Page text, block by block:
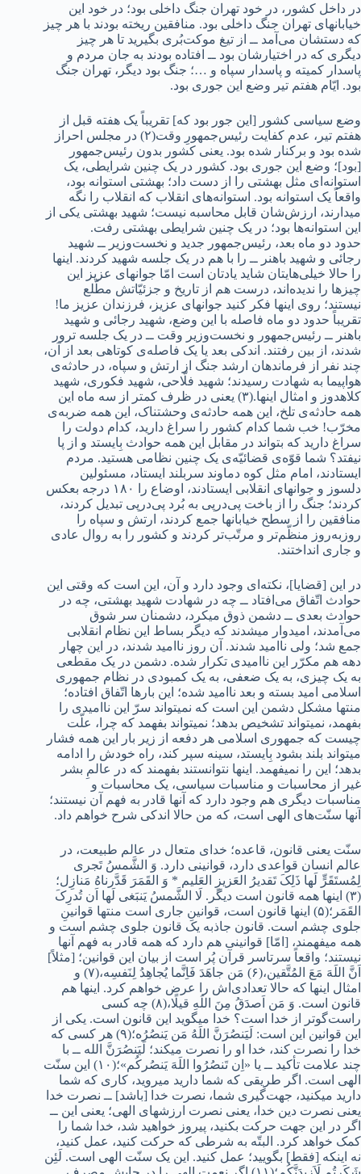
در داخل کشور، در خود تهران جنگ داخلی بود؛ در خود این
خیابانهای تهران جنگ داخلی بود. منافقین ریخته بودند با هر چیز
که دستشان می‌آمد ــ از تیغ موکت‌بُری بگیرید تا هر چیز
دیگری که در اختیارشان بود ــ افتاده بودند به جان مردم و
پاسدار کمیته و پاسدار سپاه و …؛ جنگ بود دیگر، تهران جنگ
بود. ایّام هفتم تیر وضع این جوری بود.
وضع سیاسی کشور [این جور بود که] تقریباً یک هفته قبل از
هفتم تیر، عدم کفایت رئیس‌جمهورِ وقت(۲) در مجلس احراز
شده بود و برکنار شده بود. یعنی کشور بدون رئیس‌جمهور
[بود]؛ وضع این جوری بود. کشور در یک چنین شرایطی، یک
استوانه‌ای مثل بهشتی را از دست داد؛ بهشتی استوانه بود،
واقعاً یک استوانه بود. استوانه‌های انقلاب که انقلاب را نگه
میدارند، ارزش‌شان قابل محاسبه نیست؛ شهید بهشتی یکی از
این استوانه‌ها بود؛ در یک چنین شرایطی بهشتی رفت.
حدود دو ماه بعد، رئیس‌جمهور جدید و نخست‌وزیر ــ شهید
رجائی و شهید باهنر ــ را با هم در یک جلسه شهید کردند. اینها
را حالا خیلی‌هایتان شاید یادتان است امّا جوانهای عزیز این
چیزها را ندیده‌اند، درست هم از تاریخ و جزئیّاتش مطّلع
نیستند؛ روی اینها فکر کنید جوانهای عزیز، فرزندان عزیز ما!‌
تقریباً حدود دو ماه فاصله با این وضع، شهید رجائی و شهید
باهنر ــ رئیس‌جمهور و نخست‌وزیر وقت ــ در یک جلسه ترور
شدند، از بین رفتند. اندکی بعد یا یک فاصله‌ی کوتاهی بعد از آن،
چند نفر از فرماندهان ارشد جنگ از ارتش و سپاه، در حادثه‌ی
هواپیما به شهادت رسیدند؛ شهید فلّاحی، شهید فکوری،‌ شهید
کلاهدوز و امثال اینها.(۳) یعنی در ظرف کمتر از سه ماه این
همه حادثه‌ی تلخ، این همه‌ حادثه‌ی وحشتناک، این همه ضربه‌ی
مخرّب! خب شما کدام کشور را سراغ دارید، کدام دولت را
سراغ دارید که بتواند در مقابل این همه حوادث بِایستد و از پا
نیفتد؟ شما قوّه‌ی قضائیّه‌ی یک چنین نظامی هستید. مردم
ایستادند، امام مثل کوه دماوند سربلند ایستاد، مسئولین
دلسوز و جوانهای انقلابی ایستادند، اوضاع را ۱۸۰ درجه بعکس
کردند؛ جنگ را از باخت پی‌درپی به بُرد پی‌درپی تبدیل کردند،
منافقین را از سطح خیابانها جمع کردند، ارتش و سپاه را
روز‌به‌روز منظّم‌تر و مرتّب‌تر کردند و کشور را به روال عادی
و جاری انداختند.
در این [قضایا]، نکته‌ای وجود دارد و آن، این است که وقتی این
حوادث اتّفاق می‌افتاد ــ چه در شهادت شهید بهشتی، چه در
حوادث بعدی ــ دشمن ذوق میکرد، دشمنان سر شوق
می‌آمدند، امیدوار میشدند که دیگر بساط این نظام انقلابی
جمع شد؛ ولی ناامید شدند. آن روز ناامید شدند، در این چهار
دهه هم مکرّر این ناامیدی تکرار شده. دشمن در یک مقطعی
به یک چیزی، به یک ضعفی، به یک کمبودی در نظام جمهوری
اسلامی امید بسته و بعد ناامید شده؛ این بارها اتّفاق افتاده؛
منتها مشکل دشمن این است که نمیتواند سرّ این ناامیدی را
بفهمد، نمیتواند تشخیص بدهد؛ نمیتواند بفهمد که چرا، علّت
چیست که جمهوری اسلامی هر دفعه از زیر بار این همه فشار
میتواند بلند بشود بِایستد، سینه سپر کند، راه خودش را ادامه
بدهد؛ این را نمیفهمد. اینها نتوانستند بفهمند که در عالمِ بشر
غیر از محاسبات و مناسبات سیاسی، یک محاسبات و
مناسبات دیگری هم وجود دارد که آنها قادر به فهم آن نیستند؛
آنها سنّت‌های الهی است، که من حالا اندکی شرح خواهم داد.
سنّت یعنی قانون، قاعده؛ خدای متعال در عالم طبیعت، در
عالم انسان قواعدی دارد، قوانینی دارد. وَ الشَّمسُ تَجری
لِمُستَقَرٍّ لَها ذَلِکَ تَقدیرُ العَزیزِ العَلیم * وَ القَمَرَ قَدَّرناهُ مَنازِل؛
(۳) اینها همه قانون است دیگر. لَا الشَّمسُ یَنبَغی لَها اَن تُدرِکَ
القَمَر؛(۵) اینها قانون است، قوانینِ جاری است منتها قوانینِ
جلوی چشم است. قانون جاذبه یک قانون جلوی چشم است و
همه میفهمند، [امّا] قوانینی هم دارد که همه قادر به فهم آنها
نیستند؛ واقعاً سرتاسر قرآن پُر است از بیان این قوانین؛ [مثلاً]
اَنَّ اللَهَ مَعَ المُتَّقین،(۶) مَن جاهَدَ فَاِنَّما یُجاهِدُ لِنَفسِه،(۷) و
امثال اینها که حالا تعدادی‌اش را عرض خواهم کرد. اینها هم
قانون است. وَ مَن اَصدَقُ مِنَ اللَهِ قیلًا،(۸) چه کسی
راست‌گوتر از خدا است؟ خدا میگوید این قانون است. یکی از
این قوانین این است: لَیَنصُرَنَّ اللَهُ مَن یَنصُرُه؛(۹) هر کسی که
خدا را نصرت کند، خدا او را نصرت میکند؛ لَیَنصُرَنَّ الله ــ با
چند علامت تأکید ــ یا «اِن تَنصُرُوا اللَهَ یَنصُرکُم»؛(۱۰) این سنّت
الهی است. اگر طریقی که شما دارید میروید، کاری که شما
دارید میکنید، جهت‌گیری شما، نصرت خدا [باشد] ــ نصرت خدا
یعنی نصرت دین خدا، یعنی نصرت ارزشهای الهی؛ یعنی این ــ
اگر در این جهت حرکت بکنید، پیروز خواهید شد، خدا شما را
کمک خواهد کرد. البتّه به شرطی که حرکت کنید، عمل کنید،
نه اینکه [فقط] بگویید؛ عمل کنید. این یک سنّت الهی است. لَئِن